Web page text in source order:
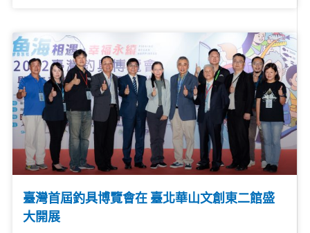
臺灣首屆釣具博覽會在 臺北華山文創東二館盛
大開展